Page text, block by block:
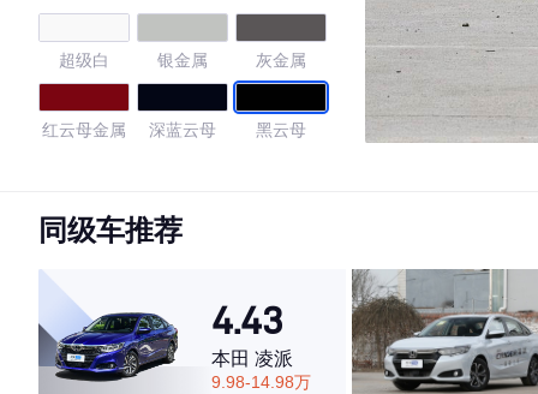
超级白 银金属 灰金属
红云母金属 深蓝云母 黑云母
色
4.74
·外观表现较为优秀，优于65%同级车
同级车推荐
4.43
本田 凌派
9.98-14.98万